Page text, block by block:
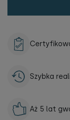
Szybka
Aż 5 lat